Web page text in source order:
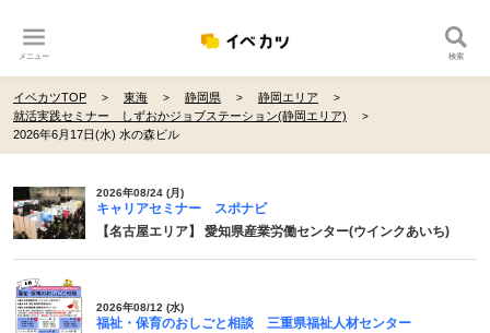
メニュー 検索
イベカツTOP 東海 静岡県
静岡エリア
就活実践セミナー しずおかジョブステーション(静岡エリア)
2026年6月17日(水) 水の森ビル
2026年08/24 (月)
キャリアセミナー スポナビ
【名古屋エリア】 愛知県産業労働センター(ウインクあいち)
2026年08/12 (水)
福祉・保育のおしごと相談 三重県福祉人材センター